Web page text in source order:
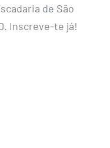
de São
Inscreve-te já!